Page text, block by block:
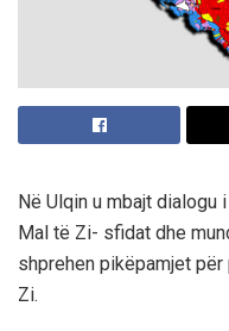
Në Ulqin u mbajt dialogu
Mal të Zi- sfidat dhe
shprehen pikëpamjet
Zi.